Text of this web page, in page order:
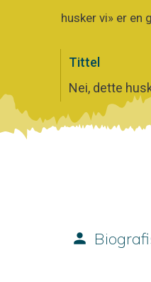
husker vi» er en
Tittel
Nei, dette